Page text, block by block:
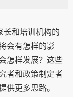
长和培训机构的
会有怎样的影
怎样发展？这些
者和政策制定者
供更多思路。